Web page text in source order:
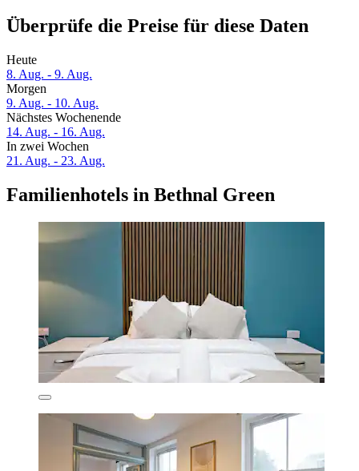
Überprüfe die Preise für diese Daten
Heute
8. Aug. - 9. Aug.
Morgen
9. Aug. - 10. Aug.
Nächstes Wochenende
14. Aug. - 16. Aug.
In zwei Wochen
21. Aug. - 23. Aug.
Familienhotels in Bethnal Green